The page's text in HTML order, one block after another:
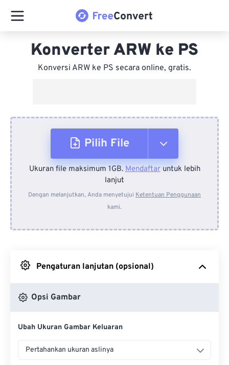
Konverter ARW ke PS
Konversi ARW ke PS secara online, gratis.
Pilih File
Dari Perangkat
Dari Dropbox
Ukuran file maksimum 1GB.Mendaftaruntuk lebih
lanjut
Dengan melanjutkan, Anda menyetujui Ketentuan Penggunaan
kami.
Pengaturan lanjutan (opsional)
Opsi Gambar
Ubah Ukuran Gambar Keluaran
Pertahankan ukuran aslinya